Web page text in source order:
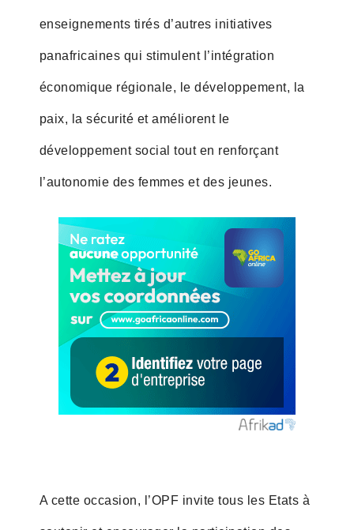
enseignements tirés d’autres initiatives
panafricaines qui stimulent l’intégration
économique régionale, le développement, la
paix, la sécurité et améliorent le
développement social tout en renforçant
l’autonomie des femmes et des jeunes.
A cette occasion, l’OPF invite tous les Etats à